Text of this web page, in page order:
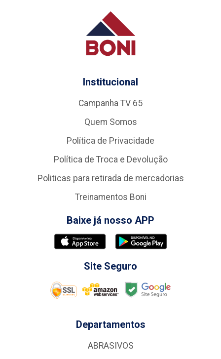
Institucional
Campanha TV 65
Quem Somos
Política de Privacidade
Política de Troca e Devolução
Politicas para retirada de mercadorias
Treinamentos Boni
Baixe já nosso APP
Site Seguro
Departamentos
ABRASIVOS